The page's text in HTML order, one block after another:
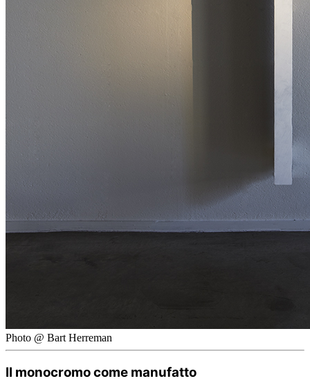
Photo @ Bart Herreman
Il monocromo come manufatto